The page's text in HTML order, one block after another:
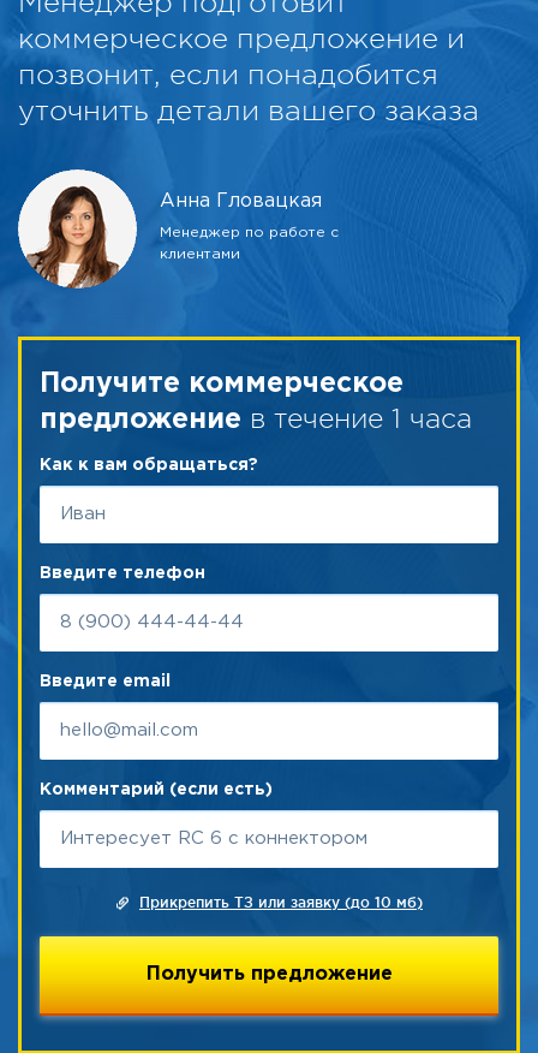
коммерческое предложение и
позвонит, если понадобится
уточнить детали вашего заказа
Анна Гловацкая
Менеджер по работе с
клиентами
Получите коммерческое
предложение в течение 1 часа
Как к вам обращаться?
Введите телефон
Введите email
Комментарий (если есть)
Прикрепить ТЗ или заявку (до 10 мб)